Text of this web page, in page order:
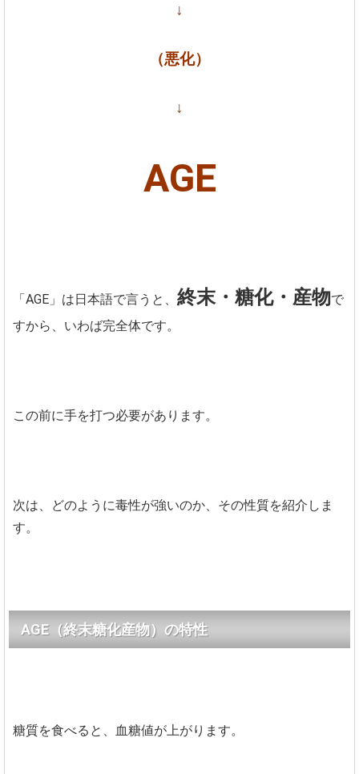
↓
（悪化）
↓
AGE
「AGE」は日本語で言うと、 終末・糖化・産物で
すから、いわば完全体です。
この前に手を打つ必要があります。
次は、どのように毒性が強いのか、その性質を紹介しま
す。
AGE（終末糖化産物）の特性
糖質を食べると、血糖値が上がります。